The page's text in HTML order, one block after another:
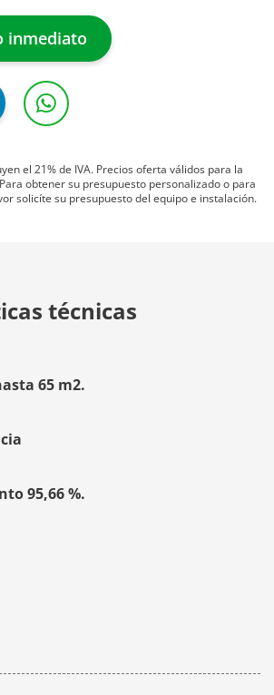
inmediato
el 21% de IVA. Precios oferta válidos para la
obtener su presupuesto personalizado o para
solicíte su presupuesto del equipo e instalación.
técnicas
65 m2.
95,66 %.